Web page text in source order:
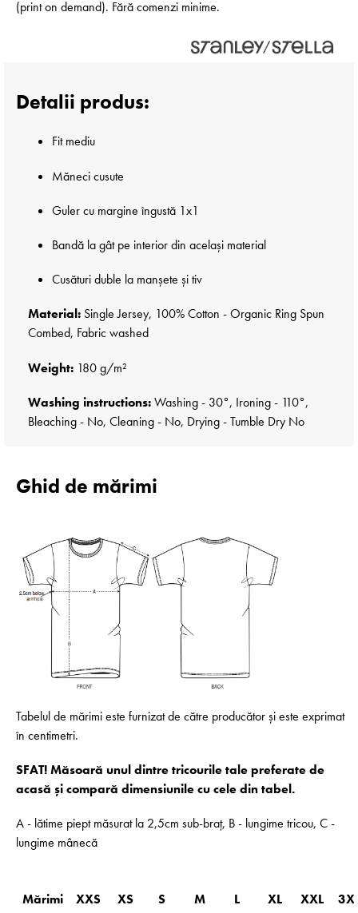
(print on demand). Fără comenzi minime.
Detalii produs:
Fit mediu
Măneci cusute
Guler cu margine îngustă 1x1
Bandă la gât pe interior din același material
Cusături duble la manșete și tiv
Material: Single Jersey, 100% Cotton - Organic Ring Spun
Combed, Fabric washed
Weight: 180 g/m²
Washing instructions:Washing - 30°, Ironing - 110°,
Bleaching - No, Cleaning - No, Drying - Tumble Dry No
Ghid de mărimi
Tabelul de mărimi este furnizat de către producător și este exprimat
în centimetri.
SFAT! Măsoară unul dintre tricourile tale preferate de
acasă și compară dimensiunile cu cele din tabel.
A - lătime piept măsurat la 2,5cm sub-braț, B - lungime tricou, C -
lungime mânecă
Mărimi XXS XS S M L XL XXL